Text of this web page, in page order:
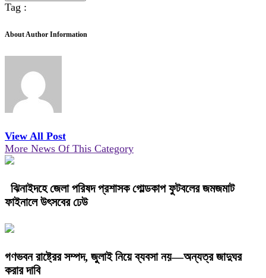
Tag :
About Author Information
View All Post
More News Of This Category
ঝিনাইদহে জেলা পরিষদ প্রশাসক গোল্ডকাপ ফুটবলের জমজমাট
ফাইনালে উৎসবের ঢেউ
গণভবন রাষ্ট্রের সম্পদ, জুলাই নিয়ে ব্যবসা নয়—অন্যত্র জাদুঘর
করার দাবি